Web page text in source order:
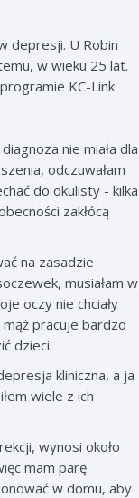
depresji. U Robin
w wieku 25 lat.
programie KC-Link
nie miała dla
odczuwałam
do okulisty - kilka
zakłócą
na zasadzie
musiałam w
oczy nie chciały
mąż pracuje bardzo
dzieci.
kliniczna, a ja
wiele z ich
wynosi około
mam parę
w domu, aby